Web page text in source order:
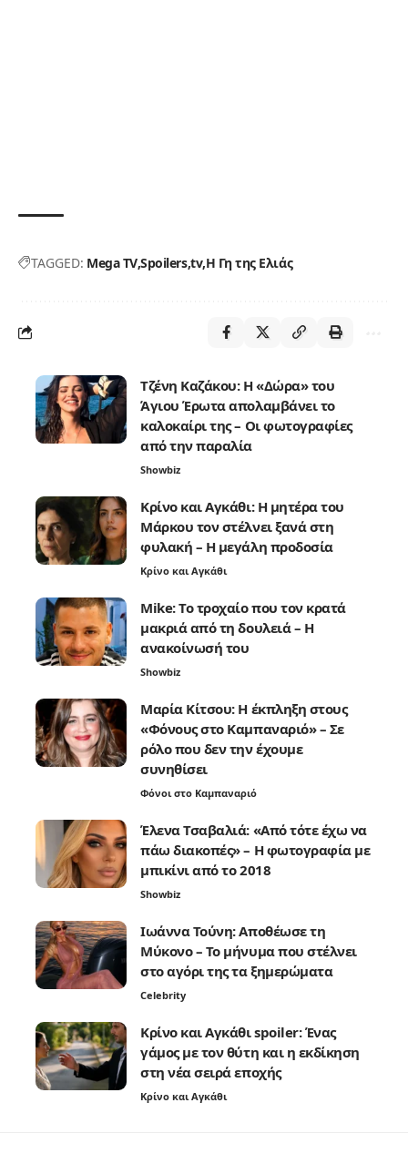
TAGGED: Mega TVSpoilerstv Η Γη της Ελιάς
Τζένη Καζάκου: Η «Δώρα» του
Άγιου Έρωτα απολαμβάνει το
καλοκαίρι της – Οι φωτογραφίες
από την παραλία
Showbiz
Κρίνο και Αγκάθι: Η μητέρα του
Μάρκου τον στέλνει ξανά στη
φυλακή – Η μεγάλη προδοσία
Κρίνο και Αγκάθι
Mike: Το τροχαίο που τον κρατά
μακριά από τη δουλειά – Η
ανακοίνωσή του
Showbiz
Μαρία Κίτσου: Η έκπληξη στους
«Φόνους στο Καμπαναριό» – Σε
ρόλο που δεν την έχουμε
συνηθίσει
Φόνοι στο Καμπαναριό
Έλενα Τσαβαλιά: «Από τότε έχω να
πάω διακοπές» – Η φωτογραφία με
μπικίνι από το 2018
Showbiz
Ιωάννα Τούνη: Αποθέωσε τη
Μύκονο – Το μήνυμα που στέλνει
στο αγόρι της τα ξημερώματα
Celebrity
Κρίνο και Αγκάθι spoiler: Ένας
γάμος με τον θύτη και η εκδίκηση
στη νέα σειρά εποχής
Κρίνο και Αγκάθι